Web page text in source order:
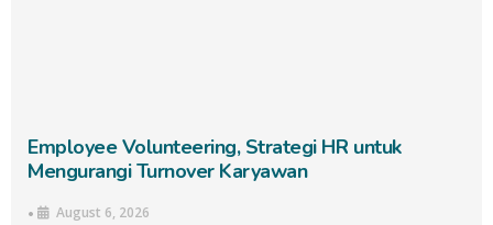
Employee Volunteering, Strategi HR untuk
Mengurangi Turnover Karyawan
• August 6, 2026